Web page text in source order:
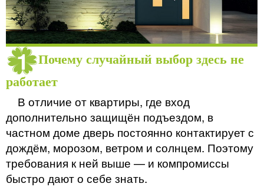
Почему случайный выбор здесь не
работает
В отличие от квартиры, где вход
дополнительно защищён подъездом, в
частном доме дверь постоянно контактирует с
дождём, морозом, ветром и солнцем. Поэтому
требования к ней выше — и компромиссы
быстро дают о себе знать.